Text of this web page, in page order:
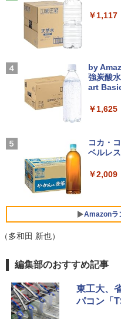
￥
アイ
年保
￥
イ
￥2,420
巻～7
講談
切な
画 セ
￥
￥
￥14,990
レスイ
軽量 ブ
るーと
付き 防
￥2,599
Xiaomi
￥3,480
￥250
￥250
￥1,117
by
強炭酸
art
￥1,625
コカ・
ベルレ
￥2,009
Amazonラ
薬屋の
ンガン
￥770
（多和田 新也）
編集部のおすすめ記事
東工大、
パコン「